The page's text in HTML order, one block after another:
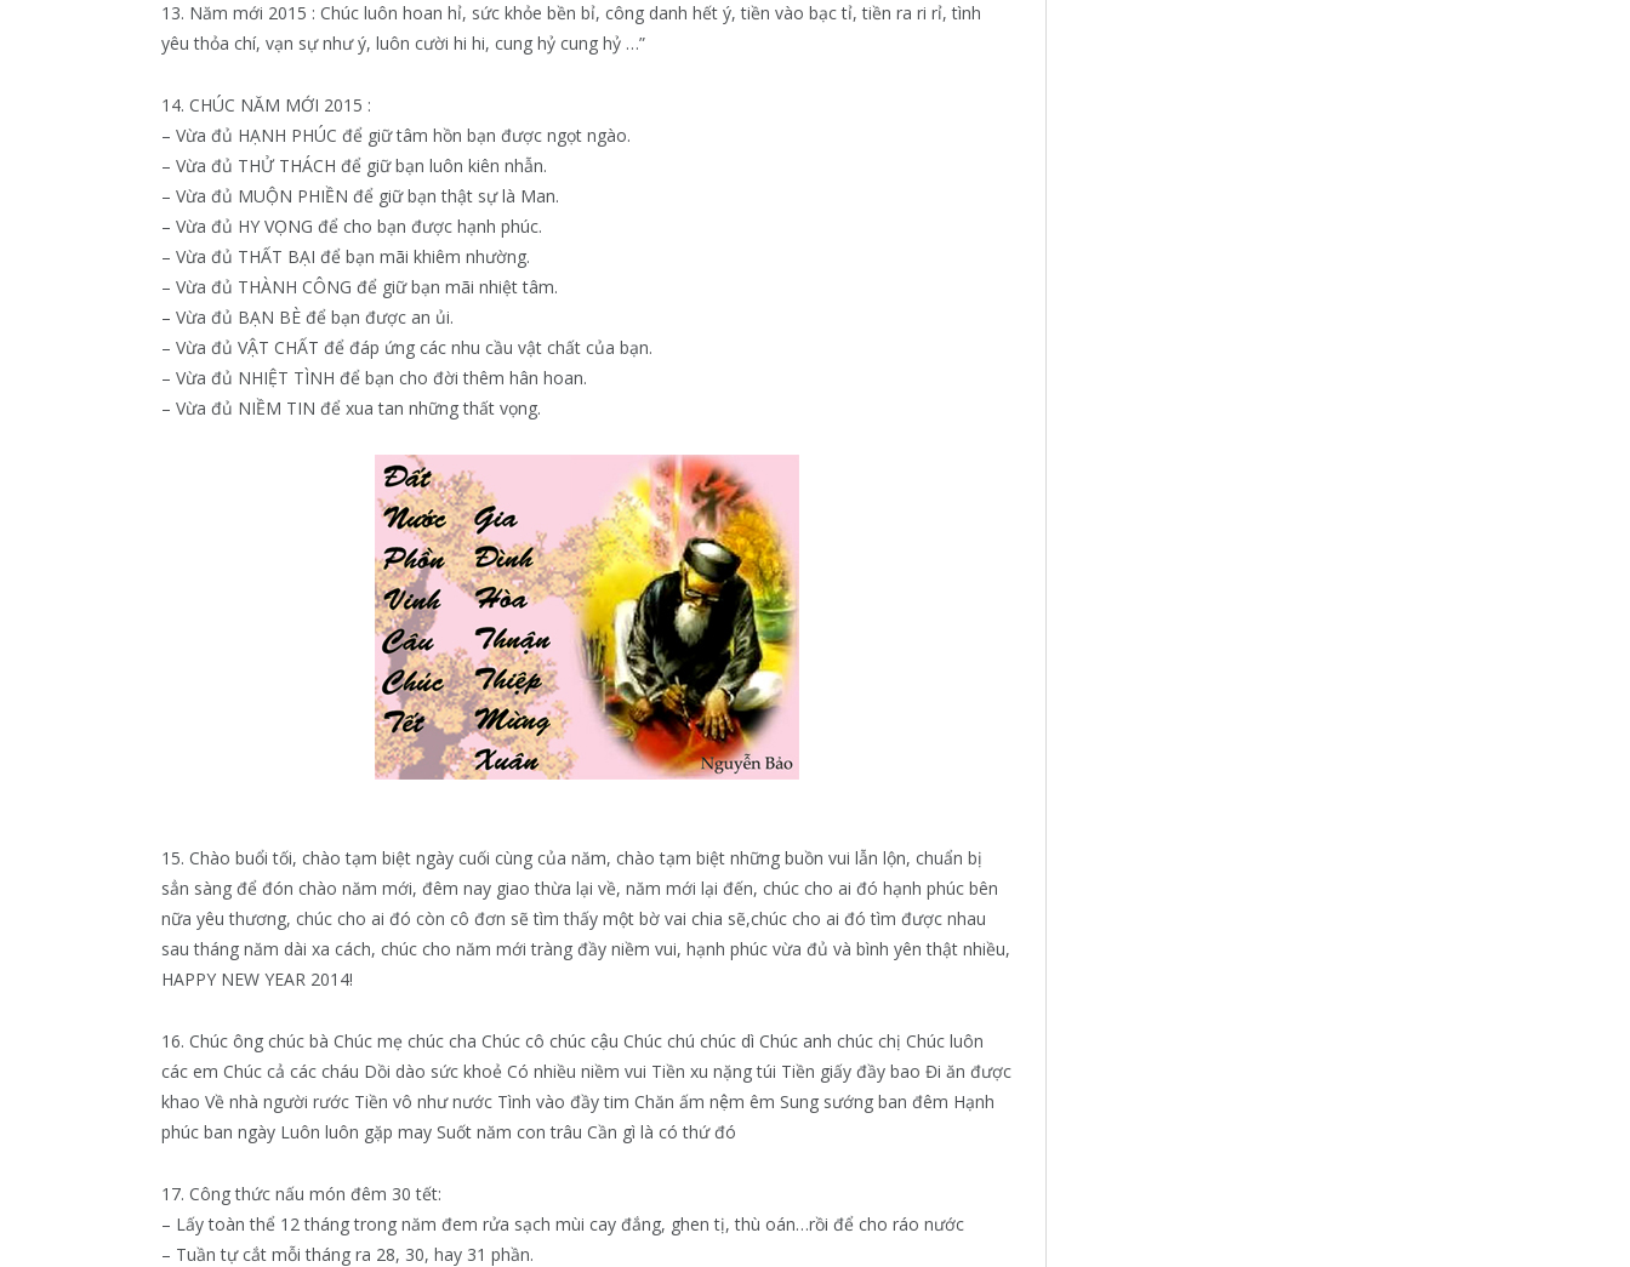
13. Năm mới 2015 : Chúc luôn hoan hỉ, sức khỏe bền bỉ, công danh hết ý, tiền vào bạc tỉ, tiền ra ri rỉ, tình
yêu thỏa chí, vạn sự như ý, luôn cười hi hi, cung hỷ cung hỷ …”
14. CHÚC NĂM MỚI 2015 :
– Vừa đủ HẠNH PHÚC để giữ tâm hồn bạn được ngọt ngào.
– Vừa đủ THỬ THÁCH để giữ bạn luôn kiên nhẫn.
– Vừa đủ MUỘN PHIỀN để giữ bạn thật sự là Man.
– Vừa đủ HY VỌNG để cho bạn được hạnh phúc.
– Vừa đủ THẤT BẠI để bạn mãi khiêm nhường.
– Vừa đủ THÀNH CÔNG để giữ bạn mãi nhiệt tâm.
– Vừa đủ BẠN BÈ để bạn được an ủi.
– Vừa đủ VẬT CHẤT để đáp ứng các nhu cầu vật chất của bạn.
– Vừa đủ NHIỆT TÌNH để bạn cho đời thêm hân hoan.
– Vừa đủ NIỀM TIN để xua tan những thất vọng.
15. Chào buổi tối, chào tạm biệt ngày cuối cùng của năm, chào tạm biệt những buồn vui lẫn lộn, chuẩn bị
sẳn sàng để đón chào năm mới, đêm nay giao thừa lại về, năm mới lại đến, chúc cho ai đó hạnh phúc bên
nữa yêu thương, chúc cho ai đó còn cô đơn sẽ tìm thấy một bờ vai chia sẽ,chúc cho ai đó tìm được nhau
sau tháng năm dài xa cách, chúc cho năm mới tràng đầy niềm vui, hạnh phúc vừa đủ và bình yên thật nhiều,
HAPPY NEW YEAR 2014!
16. Chúc ông chúc bà Chúc mẹ chúc cha Chúc cô chúc cậu Chúc chú chúc dì Chúc anh chúc chị Chúc luôn
các em Chúc cả các cháu Dồi dào sức khoẻ Có nhiều niềm vui Tiền xu nặng túi Tiền giấy đầy bao Đi ăn được
khao Về nhà người rước Tiền vô như nước Tình vào đầy tim Chăn ấm nệm êm Sung sướng ban đêm Hạnh
phúc ban ngày Luôn luôn gặp may Suốt năm con trâu Cần gì là có thứ đó
17. Công thức nấu món đêm 30 tết:
– Lấy toàn thể 12 tháng trong năm đem rửa sạch mùi cay đắng, ghen tị, thù oán…rồi để cho ráo nước
– Tuần tự cắt mỗi tháng ra 28, 30, hay 31 phần.